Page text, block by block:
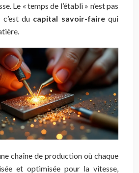
Le « temps de l’établi » n’est pas
du capital savoir-fairequi
chaîne de production où chaque
et optimisée pour la vitesse,